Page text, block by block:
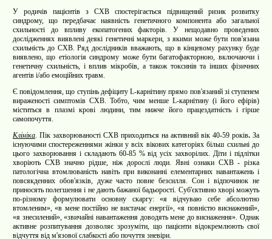
У родичів пацієнтів з СХВ спостерігається підвищений ризик розвитку
синдрому, що передбачає наявність генетичного компонента або загальної
схильності до впливу екопатогених факторів. У нещодавно проведених
дослідженнях виявлені деякі генетичні маркери, з якими може бути пов'язана
схильність до СХВ. Ряд дослідників вважають, що в кінцевому рахунку буде
виявлено, що етіологія синдрому може бути багатофакторною, включаючи і
генетичну схильність, і вплив мікробів, а також токсинів та інших фізичних
агентів і/або емоційних травм.
Є повідомлення, що ступінь дефіциту L-карнітину прямо пов'язаний зі ступенем
вираженості симптомів СХВ. Тобто, чим менше L-карнітину (і його ефірів)
міститься в плазмі крові людини, тим нижче його працездатність і гірше
самопочуття.
Клініка . Пік захворюваності СХВ приходиться на активний вік 40-59 років. За
існуючими спостереженнями жінки у всіх вікових категоріях більш схильні до
цього захворювання і складають 60-85 % від усіх захворілих. Діти і підлітки
хворіють СХВ значно рідше, ніж дорослі люди. Явні ознаки СХВ - різка
патологічна втомлюваність навіть при виконанні елементарних навантажень і
повсякденних обов'язків, дуже часто повне безсилля. Сон і відпочинок не
приносять полегшення і не дають бажаної бадьорості. Суб'єктивно хворі можуть
по-різному формулювати основну скаргу: «я відчуваю себе абсолютно
втомленим», «в мене постійно не вистачає енергії», «я повністю виснажений»,
«я знесилений», «звичайні навантаження доводять мене до виснаження». Однак
активне розпитування дозволяє зрозуміти, що пацієнти відокремлюють свої
відчуття від м'язової слабкості або почуття зневіри.